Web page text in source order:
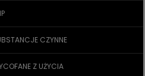
CZYNNE
Z UŻYCIA